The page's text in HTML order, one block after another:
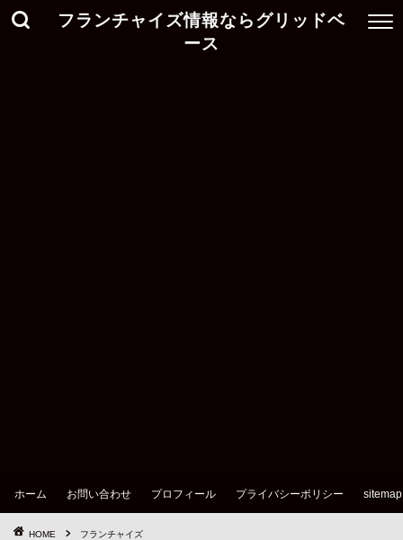
フランチャイズ情報ならグリッドベ
ース
ホーム お問い合わせ プロフィール プライバシーポリシー sitemap
HOME
フランチャイズ